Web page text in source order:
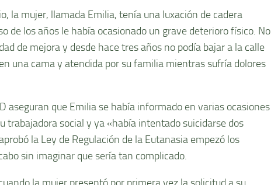
la mujer, llamada Emilia, tenía una luxación de cadera
de los años le había ocasionado un grave deterioro físico. No
de mejora y desde hace tres años no podía bajar a la calle
una cama y atendida por su familia mientras sufría dolores
aseguran que Emilia se había informado en varias ocasiones
trabajadora social y ya «había intentado suicidarse dos
la Ley de Regulación de la Eutanasia empezó los
sin imaginar que sería tan complicado.